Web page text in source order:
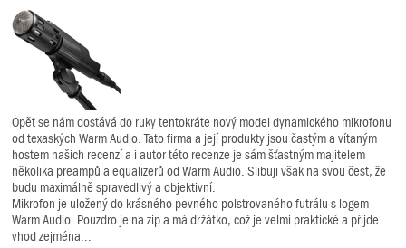
Opět se nám dostává do ruky tentokráte nový model dynamického mikrofonu
od texaských Warm Audio. Tato firma a její produkty jsou častým a vítaným
hostem našich recenzí a i autor této recenze je sám šťastným majitelem
několika preampů a equalizerů od Warm Audio. Slibuji však na svou čest, že
budu maximálně spravedlivý a objektivní.
Mikrofon je uložený do krásného pevného polstrovaného futrálu s logem
Warm Audio. Pouzdro je na zip a má držátko, což je velmi praktické a přijde
vhod zejména...